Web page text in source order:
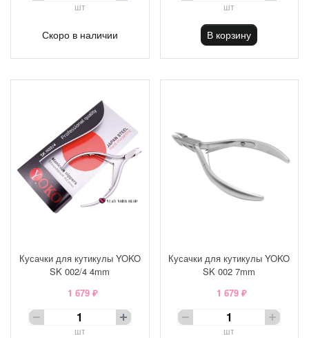
шт
Скоро в наличии
шт
В корзину
Кусачки для кутикулы YOKO
SK 002/4 4mm
1 679 ₽
шт
Кусачки для кутикулы YOKO
SK 002 7mm
1 679 ₽
шт